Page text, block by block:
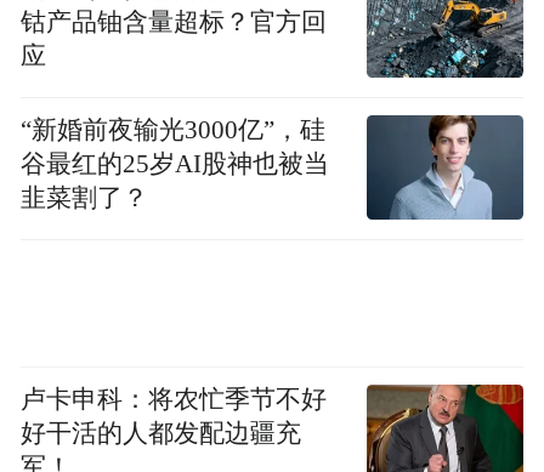
（2）登录“陕西考试招生”微信小程序，进入
首页点击“录取查询”，进入陕西省高考网上
填报志愿系统，在“投档信息”栏目可查询本
钴产品铀含量超标？官方回
应
“新婚前夜输光3000亿”，硅
谷最红的25岁AI股神也被当
韭菜割了？
卢卡申科：将农忙季节不好
好干活的人都发配边疆充